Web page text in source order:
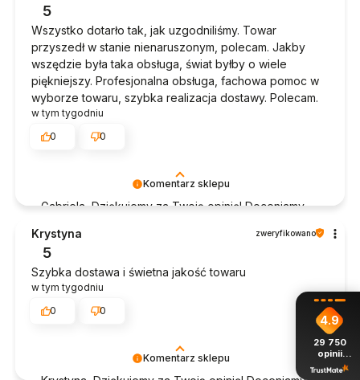
Komentarz sklepu
Gabriela, Dziękujemy za Twoją opinię! Doceniamy
doświadczeniem. Jesteśmy szczęśliwi, że mamy
takich klientów. Z pozdrowieniami, obsługa sklepu.
5
Wszystko dotarło tak, jak uzgodniliśmy. Towar
przyszedł w stanie nienaruszonym, polecam. Jakby
wszędzie była taka obsługa, świat byłby o wiele
piękniejszy. Profesjonalna obsługa, fachowa pomoc w
wyborze towaru, szybka realizacja dostawy. Polecam.
w tym tygodniu
0
0
Komentarz sklepu
Krystyna zweryfikowano
5
Szybka dostawa i świetna jakość towaru
w tym tygodniu
0
0
4.9
29 750
opinii
z całego
okresu